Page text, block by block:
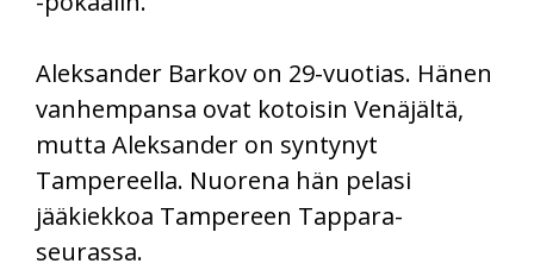
Aleksander Barkov on 29-vuotias. Hänen
vanhempansa ovat kotoisin Venäjältä,
mutta Aleksander on syntynyt
Tampereella. Nuorena hän pelasi
jääkiekkoa Tampereen Tappara-
seurassa.